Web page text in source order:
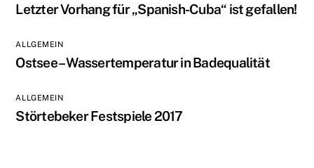
Letzter Vorhang für „Spanish-Cuba“ ist gefallen!
ALLGEMEIN
Ostsee – Wassertemperatur in Badequalität
ALLGEMEIN
Störtebeker Festspiele 2017